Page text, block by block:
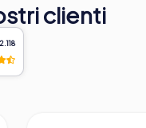
clienti
2.118